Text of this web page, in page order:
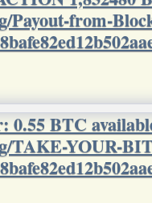
Payout-from-
0.55 BTC
TAKE-YOUR-